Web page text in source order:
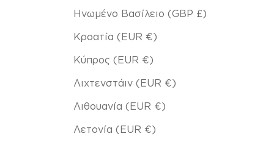
Ηνωμένο Βασίλειο (GBP £)
Κροατία (EUR €)
Κύπρος (EUR €)
Λιχτενστάιν (EUR €)
Λιθουανία (EUR €)
Λετονία (EUR €)